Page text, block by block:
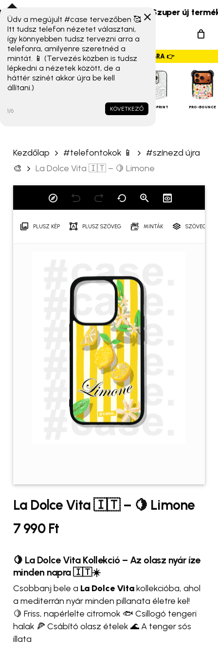
Skip
to
main
content
17T széria) érkeztek! ☀️ Szuper új termékek
search
Menu
GYORSMENÜ SZALAG – HÚZZ JOBBRA 👉
iPHONE
MAGSAFE FULL-PRINT PRO-BOUNCE
Kezdőlap #telefontokok 📱
#színezd újra
🎨
La Dolce Vita 🇮🇹 – 🍋 Limone
PLUSZ KÉP PLUSZ SZÖVEG MINTÁK
La Dolce Vita 🇮🇹 – 🍋 Limone
7 990 Ft
🍋 La Dolce Vita Kollekció – Az olasz nyár íze
minden napra 🇮🇹☀️
Csobbanj bele a La Dolce Vitakollekcióba, ahol
a mediterrán nyár minden pillanata életre kel!
🍋 Friss, napérlelte citromok 🐟 Csillogó tengeri
halak 🍕 Csábító olasz ételek 🌊 A tenger sós
illata
„La Dolce Vita 🇮🇹 – 🍋
Limone” értékelése
elsőként
Az e-mail címet nem tesszük
A kötelező mezőket
karakterrel jelöltük
Értékelésed*
Név*
E-mail*
A nevem, e-mail címem, és
weboldalcímem mentése a
böngészőben a következő
hozzászólásomhoz.
Üdv a megújult #case tervezőben 🥰
Itt tudsz telefon nézetet választani,
így könnyebben tudsz tervezni arra a
telefonra, amilyenre szeretnéd a
mintát. 📱 (Tervezés közben is tudsz
lépkedni a nézetek között, de a
háttér színét akkor újra be kell
állítani.)
KÖVETKEZŐ
1/6